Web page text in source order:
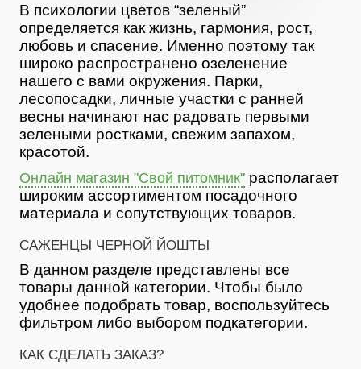
В психологии цветов “зеленый”
определяется как жизнь, гармония, рост,
любовь и спасение. Именно поэтому так
широко распространено озеленение
нашего с вами окружения. Парки,
лесопосадки, личные участки с ранней
весны начинают нас радовать первыми
зелеными ростками, свежим запахом,
красотой.
Онлайн магазин "Свой питомник" располагает
широким ассортиментом посадочного
материала и сопутствующих товаров.
САЖЕНЦЫ ЧЕРНОЙ ЙОШТЫ
В данном разделе представлены все
товары данной категории. Чтобы было
удобнее подобрать товар, воспользуйтесь
фильтром либо выбором подкатегории.
КАК СДЕЛАТЬ ЗАКАЗ?